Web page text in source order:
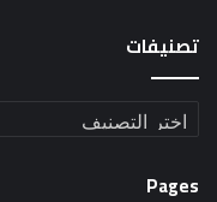
تصنيفات
تصنيفات
Pages